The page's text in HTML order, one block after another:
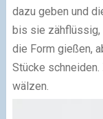
dazu geben und
bis sie zähflüssig,
die Form gießen,
Stücke
wälzen.